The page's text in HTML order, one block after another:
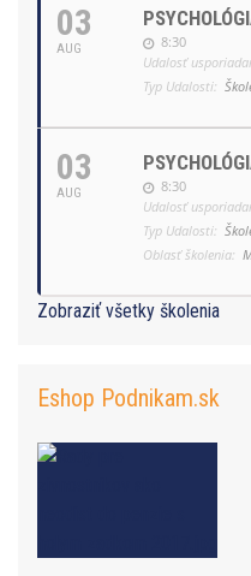
03
AUG
8:30
Udalosť
Typ Udalosti:
03
AUG
8:30
Udalosť
Typ Udalosti:
Oblasť školenia:
Zobraziť všetky školenia
Eshop Podnikam.sk